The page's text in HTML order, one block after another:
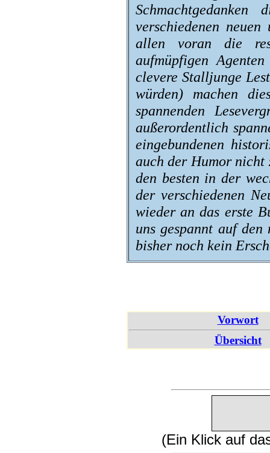
verschiedenen
allen voran die
aufmüpfigen
clevere Stalljunge
würden) machen
spannenden
außerordentlich
eingebundenen
auch der Humor nicht
den besten in der
der verschiedenen
wieder an das erste
uns gespannt auf
bisher noch kein
Vorwort
Übersicht
(Ein Klick auf